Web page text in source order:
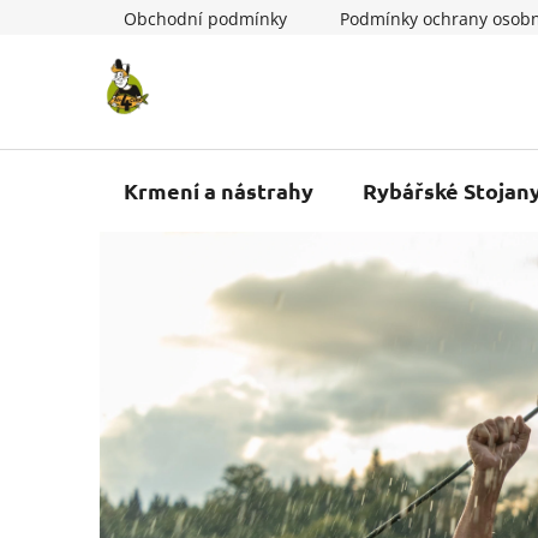
Obchodní podmínky Podmínky ochrany
Krmení a nástrahy Rybářské
e
t